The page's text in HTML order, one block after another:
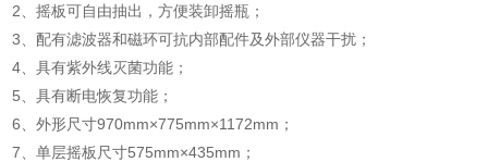
2、摇板可自由抽出，方便装卸摇瓶；
3、配有滤波器和磁环可抗内部配件及外部仪器干扰；
4、具有紫外线灭菌功能；
5、具有断电恢复功能；
6、外形尺寸970mm×775mm×1172mm；
7、单层摇板尺寸575mm×435mm；